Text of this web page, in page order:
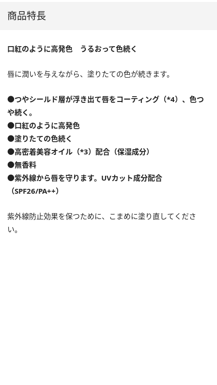
商品特長
口紅のように高発色 うるおって色続く
唇に潤いを与えながら、塗りたての色が続きます。
●つやシールド層が浮き出て唇をコーティング（*4）、色つ
や続く。
●口紅のように高発色
●塗りたての色続く
●高密着美容オイル（*3）配合（保湿成分）
●無香料
●紫外線から唇を守ります。UVカット成分配合
（SPF26/PA++）
紫外線防止効果を保つために、こまめに塗り直してくださ
い。